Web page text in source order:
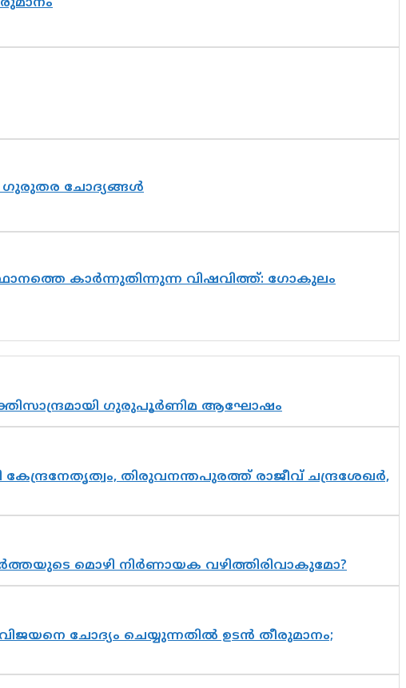
ഗുരുതര ചോദ്യങ്ങൾ
കാർന്നുതിന്നുന്ന വിഷവിത്ത്: ഗോകുലം
ഗുരുപൂർണിമ ആഘോഷം
തിരുവനന്തപുരത്ത് രാജീവ് ചന്ദ്രശേഖർ,
മൊഴി നിർണായക വഴിത്തിരിവാകുമോ?
ചോദ്യം ചെയ്യുന്നതിൽ ഉടൻ തീരുമാനം;